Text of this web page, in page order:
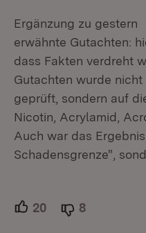
Ergänzung zu
erwähnte Gutachten:
dass Fakten verdreht
Gutachten wurde
geprüft, sondern auf
Nicotin, Acrylamid,
Auch war das
Schadensgrenze",
20 Unterstützer.
8